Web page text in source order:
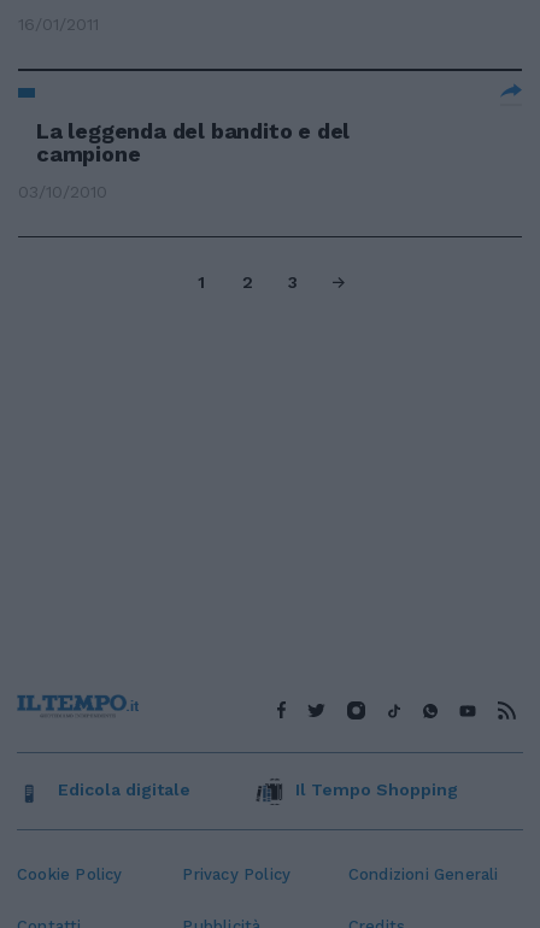
16/01/2011
La leggenda del bandito e del
campione
03/10/2010
1 2 3
Cookie Policy Privacy Policy Condizioni Generali
Edicola digitale Il Tempo Shopping